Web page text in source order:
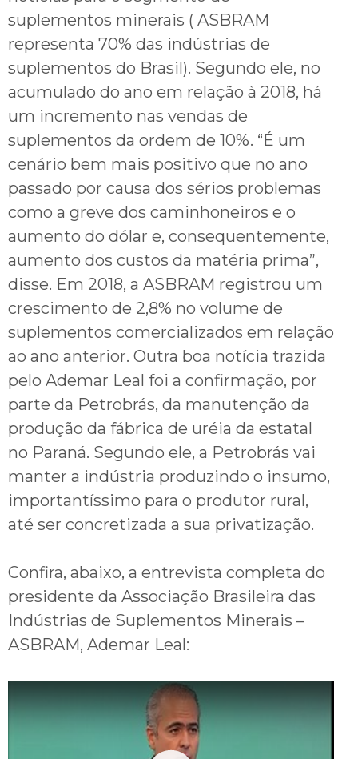
suplementos minerais ( ASBRAM
representa 70% das indústrias de
suplementos do Brasil). Segundo ele, no
acumulado do ano em relação à 2018, há
um incremento nas vendas de
suplementos da ordem de 10%. “É um
cenário bem mais positivo que no ano
passado por causa dos sérios problemas
como a greve dos caminhoneiros e o
aumento do dólar e, consequentemente,
aumento dos custos da matéria prima”,
disse. Em 2018, a ASBRAM registrou um
crescimento de 2,8% no volume de
suplementos comercializados em relação
ao ano anterior. Outra boa notícia trazida
pelo Ademar Leal foi a confirmação, por
parte da Petrobrás, da manutenção da
produção da fábrica de uréia da estatal
no Paraná. Segundo ele, a Petrobrás vai
manter a indústria produzindo o insumo,
importantíssimo para o produtor rural,
até ser concretizada a sua privatização.
Confira, abaixo, a entrevista completa do
presidente da Associação Brasileira das
Indústrias de Suplementos Minerais –
ASBRAM, Ademar Leal: